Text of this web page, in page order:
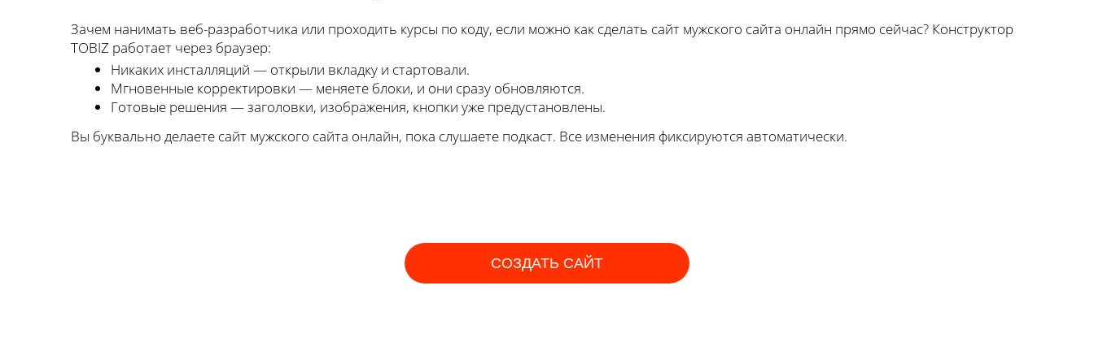
Зачем нанимать веб-разработчика или проходить курсы по коду, если можно как сделать сайт мужского сайта онлайн прямо сейчас? Конструктор
TOBIZ работает через браузер:
Никаких инсталляций — открыли вкладку и стартовали.
Мгновенные корректировки — меняете блоки, и они сразу обновляются.
Готовые решения — заголовки, изображения, кнопки уже предустановлены.
Вы буквально делаете сайт мужского сайта онлайн, пока слушаете подкаст. Все изменения фиксируются автоматически.
СОЗДАТЬ САЙТ